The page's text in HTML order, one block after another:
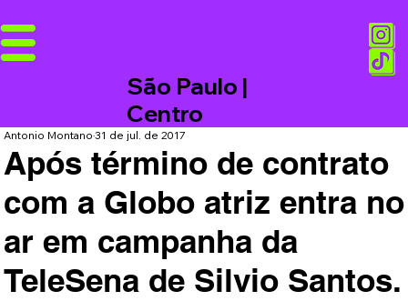
São Paulo |
Centro
Após término de contrato
com a Globo atriz entra no
ar em campanha da
TeleSena de Silvio Santos.
Antonio Montano31 de jul. de 2017